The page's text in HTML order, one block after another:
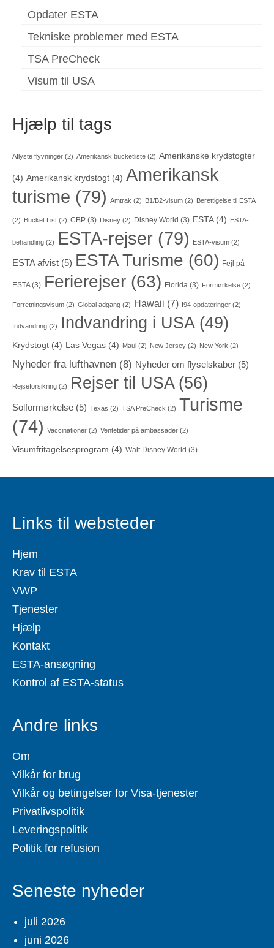
Opdater ESTA
Tekniske problemer med ESTA
TSA PreCheck
Visum til USA
Hjælp til tags
Aflyste flyvninger (2) Amerikansk bucketliste (2) Amerikanske krydstogter
(4) Amerikansk krydstogt (4) Amerikansk
turisme (79) Amtrak (2) B1/B2-visum (2) Berettigelse til ESTA
(2) Bucket List (2) CBP (3) Disney (2) Disney World (3) ESTA(4) ESTA-
behandling (2) ESTA-rejser (79) ESTA-visum (2)
ESTA afvist (5) ESTA Turisme (60) Fejl på
ESTA(3) Ferierejser (63) Florida (3) Formørkelse (2)
Forretningsvisum (2) Global adgang (2) Hawaii (7) I94-opdateringer (2)
Indvandring (2) Indvandring i USA(49)
Krydstogt (4) Las Vegas (4) Maui (2) New Jersey (2) New York (2)
Nyheder fra lufthavnen (8) Nyheder om flyselskaber (5)
Rejseforsikring (2) Rejser til USA(56)
Solformørkelse (5) Texas (2) TSA PreCheck (2) Turisme
(74) Vaccinationer (2) Ventetider på ambassader (2)
Visumfritagelsesprogram (4) Walt Disney World (3)
Links til websteder
Hjem
Krav til ESTA
VWP
Tjenester
Hjælp
Kontakt
ESTA-ansøgning
Kontrol af ESTA-status
Andre links
Om
Vilkår for brug
Vilkår og betingelser for Visa-tjenester
Privatlivspolitik
Leveringspolitik
Politik for refusion
Seneste nyheder
juli 2026
juni 2026